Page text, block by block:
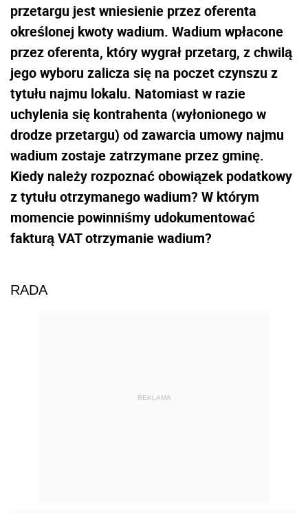
przetargu jest wniesienie przez oferenta
określonej kwoty wadium. Wadium wpłacone
przez oferenta, który wygrał przetarg, z chwilą
jego wyboru zalicza się na poczet czynszu z
tytułu najmu lokalu. Natomiast w razie
uchylenia się kontrahenta (wyłonionego w
drodze przetargu) od zawarcia umowy najmu
wadium zostaje zatrzymane przez gminę.
Kiedy należy rozpoznać obowiązek podatkowy
z tytułu otrzymanego wadium? W którym
momencie powinniśmy udokumentować
fakturą VAT otrzymanie wadium?
RADA
REKLAMA